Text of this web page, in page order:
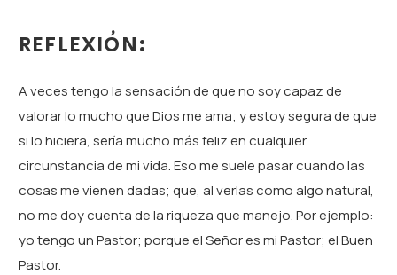
REFLEXIÓN:
A veces tengo la sensación de que no soy capaz de
valorar lo mucho que Dios me ama; y estoy segura de que
si lo hiciera, sería mucho más feliz en cualquier
circunstancia de mi vida. Eso me suele pasar cuando las
cosas me vienen dadas; que, al verlas como algo natural,
no me doy cuenta de la riqueza que manejo. Por ejemplo:
yo tengo un Pastor; porque el Señor es mi Pastor; el Buen
Pastor.